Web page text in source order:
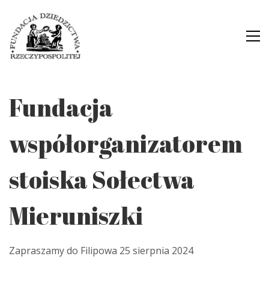
Fundacja
współorganizatorem
stoiska Sołectwa
Mieruniszki
Zapraszamy do Filipowa 25 sierpnia 2024